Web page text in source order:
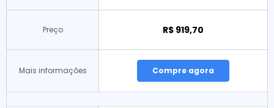
Preço R$ 919,70
Mais informações Compre agora